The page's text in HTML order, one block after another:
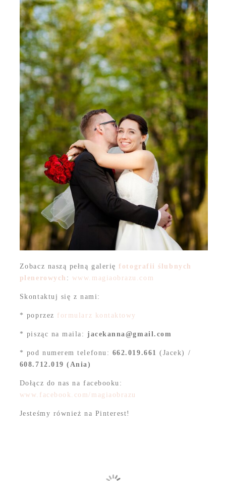
Zobacz naszą pełną galerięfotografii ślubnych
plenerowych : www.magiaobrazu.com
Skontaktuj się z nami:
* poprzez formularz kontaktowy
* pisząc na maila:jacekanna@gmail.com
* pod numerem telefonu: 662.019.661 (Jacek) /
608.712.019 (Ania)
Dołącz do nas na facebooku:
www.facebook.com/magiaobrazu
Jesteśmy również na Pinterest!